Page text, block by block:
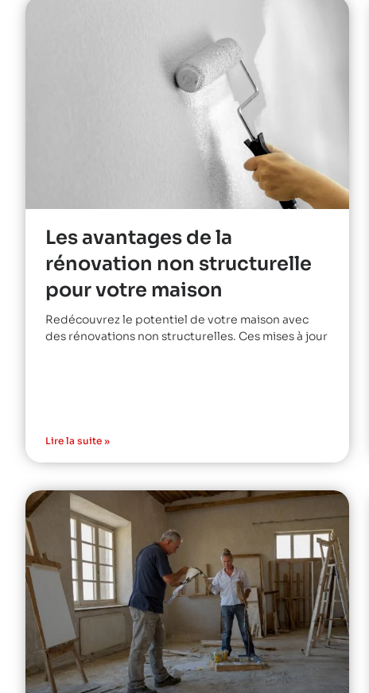
Les avantages de la
rénovation non structurelle
pour votre maison
Redécouvrez le potentiel de votre maison avec
des rénovations non structurelles. Ces mises à jour
Lire la suite »